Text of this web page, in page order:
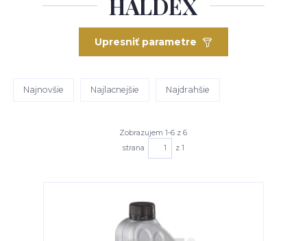
HALDEX
Upresniť parametre
Najnovšie Najlacnejšie Najdrahšie
Zobrazujem 1-6 z 6
strana
z 1